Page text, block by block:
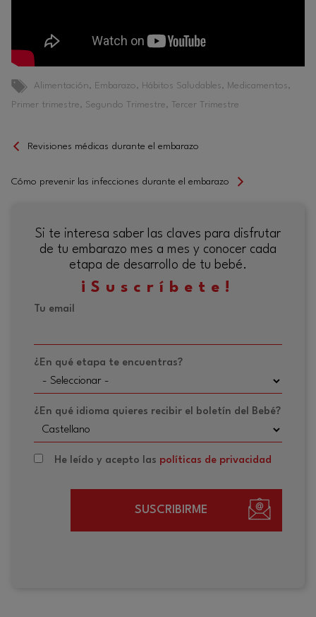
Alimentación, Embarazo, Hábitos Saludables, Medicamentos,
Primer trimestre, Segundo Trimestre, Tercer Trimestre
Cómo prevenir las infecciones durante el embarazo
Revisiones médicas durante el embarazo
Si te interesa saber las claves para disfrutar
de tu embarazo mes a mes y conocer cada
etapa de desarrollo de tu bebé.
¡Suscríbete!
Tu email
¿En qué etapa te encuentras?
¿En qué idioma quieres recibir el boletín del Bebé?
He leído y acepto las políticas de privacidad
SUSCRIBIRME